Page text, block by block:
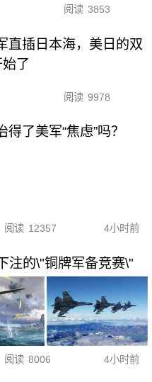
阅读 3853
直插日本海，美日的双
了
阅读 9978
了美军“焦虑”吗？
阅读 12357 4小时前
注的\"铜牌军备竞赛\"
阅读 8006 4小时前